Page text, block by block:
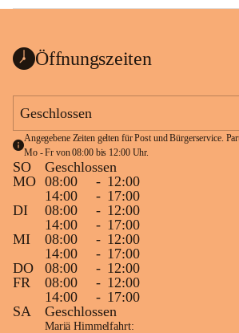
Öffnungszeiten
Geschlossen
Angegebene Zeiten gelten für Post und Bürgerservice.
Mo - Fr von 08:00 bis 12:00 Uhr.
SO
Geschlossen
MO 08:00 - 12:00
14:00
- 17:00
DI
08:00 - 12:00
14:00
- 17:00
MI
08:00 - 12:00
14:00
- 17:00
DO
08:00 - 12:00
FR
08:00 - 12:00
14:00
- 17:00
SA
Geschlossen
Mariä Himmelfahrt: